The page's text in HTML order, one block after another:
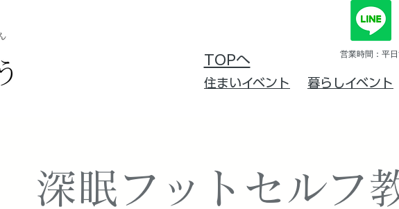
TOPへ 営業時間：平日
住まいイベント 暮らしイベント
深眠フットセルフ